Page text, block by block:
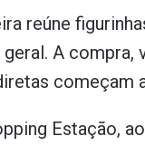
reúne
A compra,
começam
Estação,